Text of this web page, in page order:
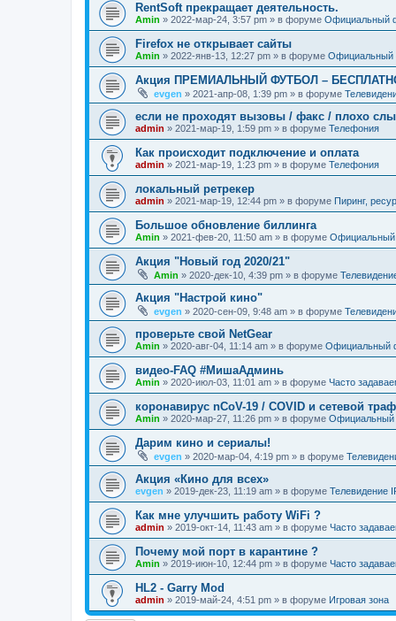
RentSoft прекращает деятельность.
Amin » 2022-мар-24, 3:57 pm » в форуме Официальный
Firefox не открывает сайты
Amin » 2022-янв-13, 12:27 pm » в форуме Официальный
Акция ПРЕМИАЛЬНЫЙ ФУТБОЛ –
evgen » 2021-апр-08, 1:39 pm » в форуме
если не проходят вызовы / факс / плохо
admin » 2021-мар-19, 1:59 pm » в форуме Телефония
Как происходит подключение и оплата
admin » 2021-мар-19, 1:23 pm » в форуме Телефония
локальный ретрекер
admin » 2021-мар-19, 12:44 pm » в форуме Пиринг,
Большое обновление биллинга
Amin » 2021-фев-20, 11:50 am » в форуме
Акция "Новый год 2020/21"
Amin » 2020-дек-10, 4:39 pm » в форуме
Акция "Настрой кино"
evgen » 2020-сен-09, 9:48 am » в форуме
проверьте свой NetGear
Amin » 2020-авг-04, 11:14 am » в форуме Официальный
видео-FAQ #МишаАдминь
Amin » 2020-июл-03, 11:01 am » в форуме Часто
коронавирус nCoV-19 / COVID и сетевой
Amin » 2020-мар-27, 11:26 pm » в форуме
Дарим кино и сериалы!
evgen » 2020-мар-04, 4:19 pm » в форуме
Акция «Кино для всех»
evgen » 2019-дек-23, 11:19 am » в форуме Телевидение
Как мне улучшить работу WiFi ?
admin » 2019-окт-14, 11:43 am » в форуме Часто
Почему мой порт в карантине ?
Amin » 2019-июн-10, 12:44 pm » в форуме Часто
HL2 - Garry Mod
admin » 2019-май-24, 4:51 pm » в форуме Игровая зона